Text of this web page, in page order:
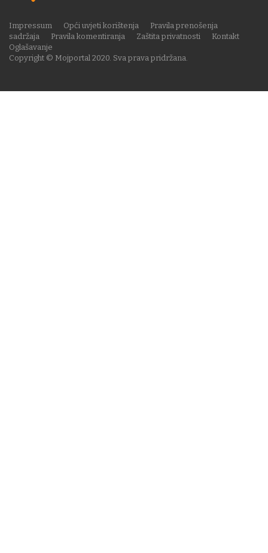
Copyright © Mojportal 2020. Sva prava pridržana.
Impressum Opći uvjeti korištenja
Pravila prenošenja
sadržaja
Pravila komentiranja Zaštita privatnosti
Kontakt
Oglašavanje